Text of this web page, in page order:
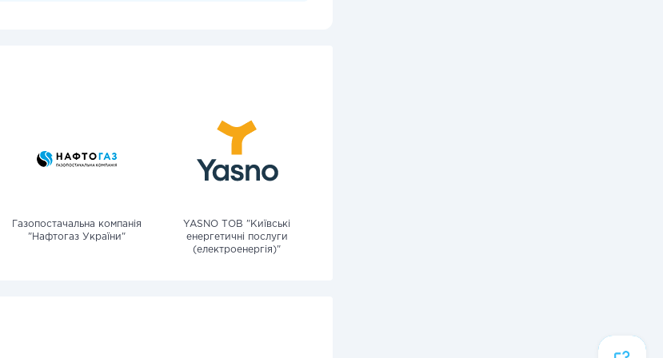
Газопостачальна компанія
"Нафтогаз України"
YASNO ТОВ "Київські
енергетичні послуги
(електроенергія)"